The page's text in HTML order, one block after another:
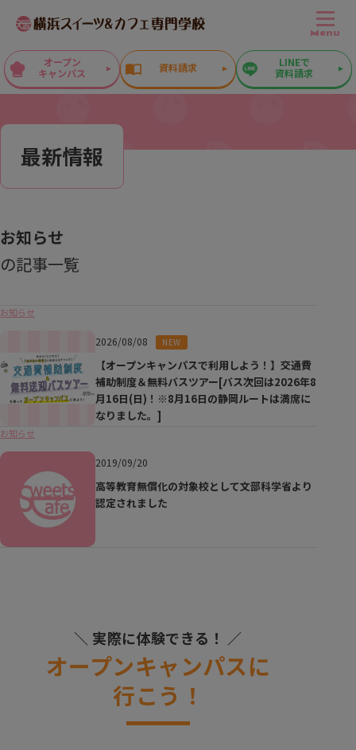
Menu
オープン
キャンパス
資料請求
LINEで
資料請求
最新情報
お知らせ
の記事一覧
お知らせ
2026/08/08 NEW
【オープンキャンパスで利用しよう！】交通費
補助制度＆無料バスツアー[バス次回は2026年8
月16日(日)！※8月16日の静岡ルートは満席に
なりました。]
お知らせ
2019/09/20
高等教育無償化の対象校として文部科学省より
認定されました
＼ 実際に体験できる！ ／
オープンキャンパスに
行こう！